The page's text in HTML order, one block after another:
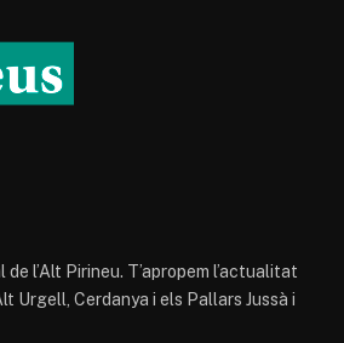
l’Alt Pirineu. T’apropem l’actualitat
Urgell, Cerdanya i els Pallars Jussà i